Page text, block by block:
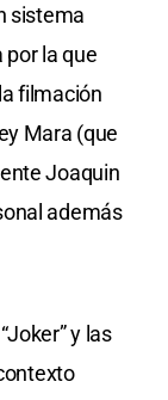
sistema
por la que
filmación
Mara (que
Joaquin
además
y las